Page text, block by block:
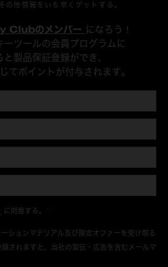
の他情報をいち早くゲットする。
のメンバー になろう！
ーツールの会員プログラムに
と製品保証登録ができ、
てポイントが付与されます。
に同意する。 *
ションマテリアル及び限定オファーを受け取る
されますと、当社の宣伝・広告を含むメールマ